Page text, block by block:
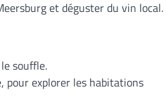
et déguster du vin local.
souffle.
pour explorer les habitations